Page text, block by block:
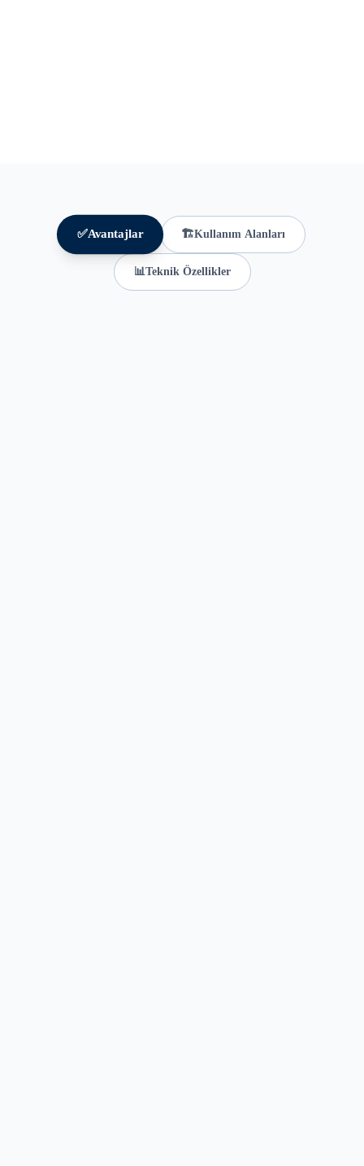
✅Avantajlar 🏗️Kullanım Alanları
📊Teknik Özellikler